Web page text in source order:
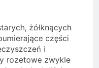
żółknących
części
i
rozetowe zwykle